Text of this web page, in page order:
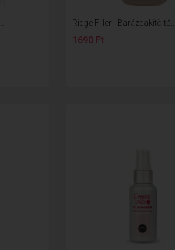
Ridge Filler - Barázdakitöltő...
1690 Ft